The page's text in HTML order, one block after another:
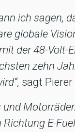
ich sagen,
globale
der 48-
zehn
sagt Pierer
und
E-